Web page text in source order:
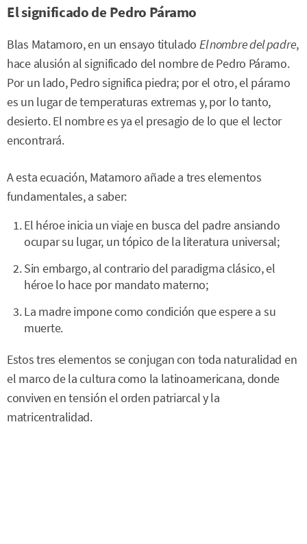
El significado de Pedro Páramo
Blas Matamoro, en un ensayo titulado El nombre del padre,
hace alusión al significado del nombre de Pedro Páramo.
Por un lado, Pedro significa piedra; por el otro, el páramo
es un lugar de temperaturas extremas y, por lo tanto,
desierto. El nombre es ya el presagio de lo que el lector
encontrará.
A esta ecuación, Matamoro añade a tres elementos
fundamentales, a saber:
El héroe inicia un viaje en busca del padre ansiando
ocupar su lugar, un tópico de la literatura universal;
Sin embargo, al contrario del paradigma clásico, el
héroe lo hace por mandato materno;
La madre impone como condición que espere a su
muerte.
Estos tres elementos se conjugan con toda naturalidad en
el marco de la cultura como la latinoamericana, donde
conviven en tensión el orden patriarcal y la
matricentralidad.